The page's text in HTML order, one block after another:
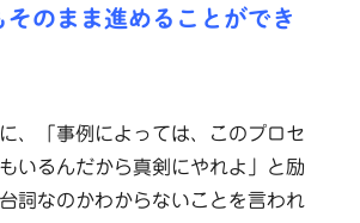
そのまま進めることができ
、「事例によっては、このプロセ
いるんだから真剣にやれよ」と励
詞なのかわからないことを言われ